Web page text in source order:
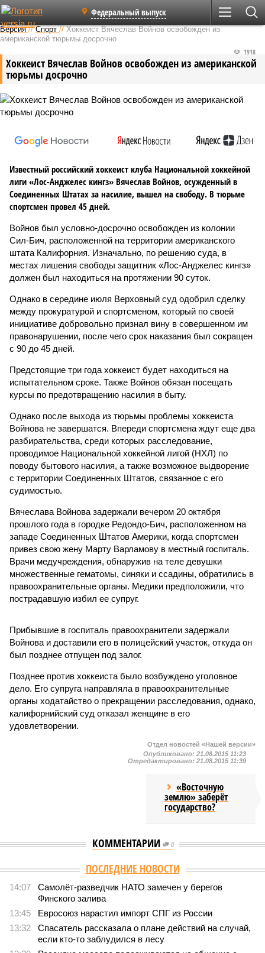
Федеральный выпуск
Версия //Спорт //Хоккеист Вячеслав Войнов освобожден из
американской тюрьмы досрочно
Хоккеист Вячеслав Войнов освобожден из американской
тюрьмы досрочно
1918
Известный российский хоккеист клуба Национальной хоккейной
лиги «Лос-Анджелес кингз» Вячеслав Войнов, осужденный в
Соединенных Штатах за насилие, вышел на свободу. В тюрьме
спортсмен провел 45 дней.
Войнов был условно-досрочно освобожден из колонии
Сил-Бич, расположенной на территории американского
штата Калифорния. Изначально, по решению суда, в
местах лишения свободы защитник «Лос-Анджелес кингз»
должен был находиться на протяжении 90 суток.
Однако в середине июля Верховный суд одобрил сделку
между прокуратурой и спортсменом, который по своей
инициативе добровольно признал вину в совершенном им
правонарушении, после чего срок наказания был сокращен
с 90 до 45 дней.
Предстоящие три года хоккеист будет находиться на
испытательном сроке. Также Войнов обязан посещать
курсы по предотвращению насилия в быту.
Однако после выхода из тюрьмы проблемы хоккеиста
Войнова не завершатся. Впереди спортсмена ждут еще два
разбирательства, среди которых расследование,
проводимое Национальной хоккейной лигой (НХЛ) по
поводу бытового насилия, а также возможное выдворение
с территории Соединенных Штатов, связанное с его
судимостью.
Вячеслава Войнова задержали вечером 20 октября
прошлого года в городке Редондо-Бич, расположенном на
западе Соединенных Штатов Америки, когда спортсмен
привез свою жену Марту Варламову в местный госпиталь.
Врачи медучреждения, обнаружив на теле девушки
множественные гематомы, синяки и ссадины, обратились в
правоохранительные органы. Медики предположили, что
пострадавшую избил ее супруг.
Прибывшие в госпиталь правоохранители задержали
Войнова и доставили его в полицейский участок, откуда он
был позднее отпущен под залог.
Позднее против хоккеиста было возбуждено уголовное
дело. Его супруга направляла в правоохранительные
органы ходатайство о прекращении расследования, однако,
калифорнийский суд отказал женщине в его
удовлетворении.
Отдел новостей «Нашей версии»
Опубликовано: 21.08.2015 11:23
Отредактировано: 21.08.2015 11:39
«Восточную
землю» заберёт
государство?
КОММЕНТАРИИ 0
Версия //Общество //
Земля уже не раз показывала человечеству свой
крутой нрав – когда покажет снова?
Земля уже не раз показывала человечеству свой крутой
нрав – когда покажет снова?
Последние времена